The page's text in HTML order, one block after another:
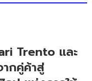
Trento และ
กคู่ค้าสู่